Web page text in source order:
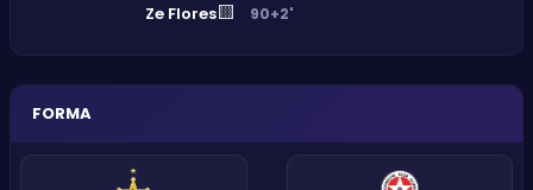
Ze Flores🟨 90+2'
FORMA